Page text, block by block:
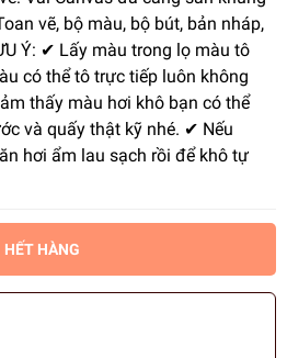
vẽ, bộ màu, bộ bút, bản nháp,
Ý: ✔ Lấy màu trong lọ màu tô
có thể tô trực tiếp luôn không
thấy màu hơi khô bạn có thể
và quấy thật kỹ nhé. ✔ Nếu
hơi ẩm lau sạch rồi để khô tự
HẾT HÀNG